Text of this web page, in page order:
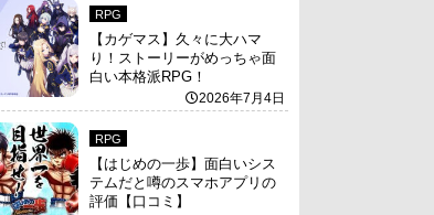
RPG
【カゲマス】久々に大ハマ
り！ストーリーがめっちゃ面
白い本格派RPG！
2026年7月4日
RPG
【はじめの一歩】面白いシス
テムだと噂のスマホアプリの
評価【口コミ】